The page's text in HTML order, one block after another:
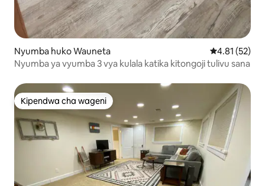
Nyumba huko Wauneta Ukadiriaji wa
4.81 (52)
Nyumba ya vyumba 3 vya kulala katika kitongoji tulivu sana
Kipendwa cha wageni
Kipendwa cha wageni